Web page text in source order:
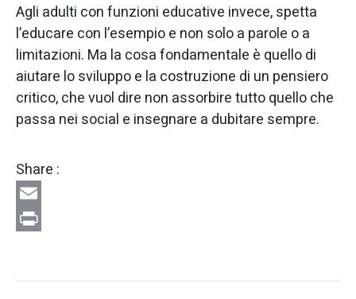
Agli adulti con funzioni educative invece, spetta
l’educare con l’esempio e non solo a parole o a
limitazioni. Ma la cosa fondamentale è quello di
aiutare lo sviluppo e la costruzione di un pensiero
critico, che vuol dire non assorbire tutto quello che
passa nei social e insegnare a dubitare sempre.
Share :
Email